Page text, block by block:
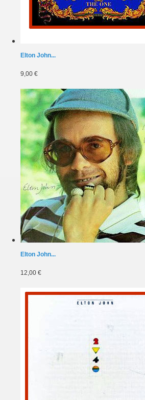
Elton John...
9,00 €
Elton John...
12,00 €